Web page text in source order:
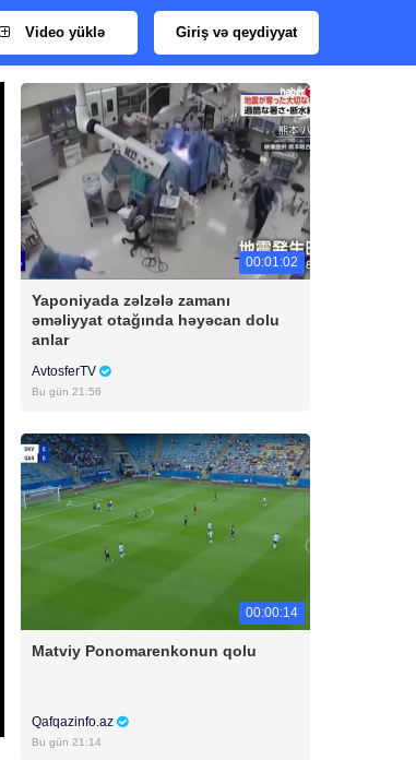
Video yüklə Giriş və qeydiyyat
00:01:02
Yaponiyada zəlzələ zamanı
əməliyyat otağında həyəcan dolu
anlar
AvtosferTV
Bu gün 21:56
00:00:14
Matviy Ponomarenkonun qolu
Qafqazinfo.az
Bu gün 21:14